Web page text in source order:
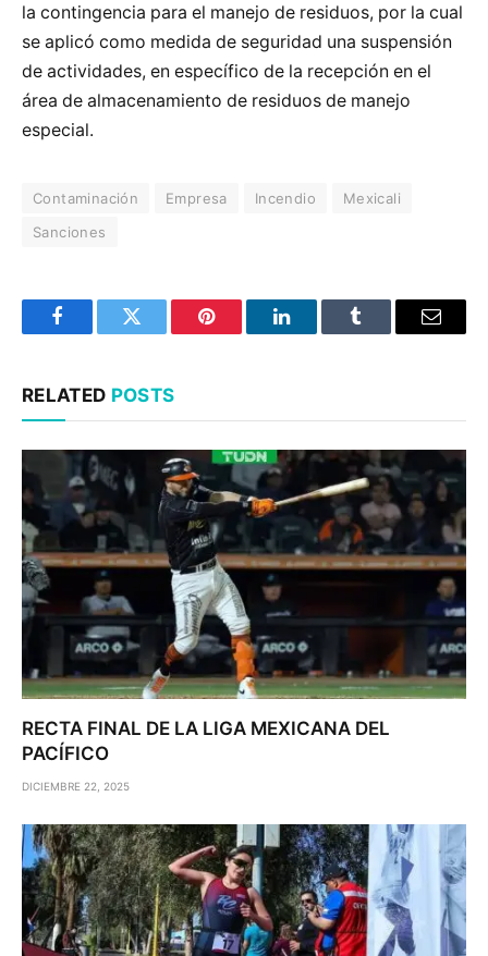
la contingencia para el manejo de residuos, por la cual
se aplicó como medida de seguridad una suspensión
de actividades, en específico de la recepción en el
área de almacenamiento de residuos de manejo
especial.
Contaminación Empresa Incendio
Mexicali
Sanciones
FacebookTwitter Pinterest LinkedInTumblr Email
RELATED POSTS
RECTA FINAL DE LA LIGA MEXICANA DEL
PACÍFICO
DICIEMBRE 22, 2025